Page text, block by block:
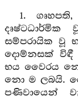
1.
සම්පරායික වූ
දොම්නසක් විඳී
භය වෛරය
නො ම ලබයි.
පණිවායෙන්